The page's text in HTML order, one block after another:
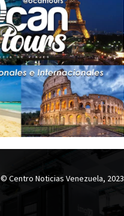
© Centro Noticias Venezuela, 2023